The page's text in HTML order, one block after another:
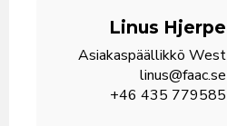
Linus Hjerpe
Asiakaspäällikkö West
linus@faac.se
+46 435 779585